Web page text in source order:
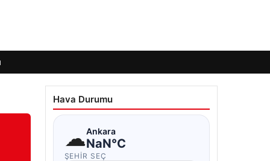
Hava Durumu
☁Ankara
NaN°C
ŞEHIR SEÇ